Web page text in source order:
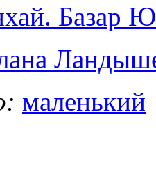
Базар
маленький